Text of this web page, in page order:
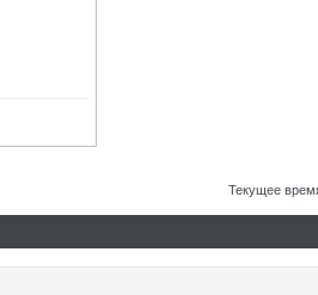
Текущее